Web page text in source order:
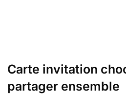
Carte invitation
partager ensemble